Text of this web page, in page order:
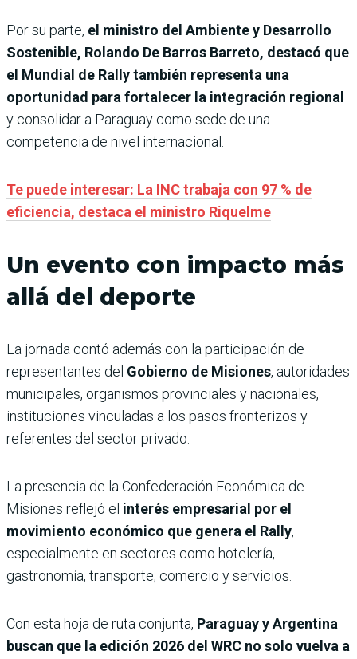
Por su parte, el ministro del Ambiente y Desarrollo
Sostenible, Rolando De Barros Barreto, destacó que
el Mundial de Rally también representa una
oportunidad para fortalecer la integración regional
y consolidar a Paraguay como sede de una
competencia de nivel internacional.
Te puede interesar: La INC trabaja con 97 % de
eficiencia, destaca el ministro Riquelme
Un evento con impacto más
allá del deporte
La jornada contó además con la participación de
representantes del Gobierno de Misiones, autoridades
municipales, organismos provinciales y nacionales,
instituciones vinculadas a los pasos fronterizos y
referentes del sector privado.
La presencia de la Confederación Económica de
Misiones reflejó el interés empresarial por el
movimiento económico que genera el Rally,
especialmente en sectores como hotelería,
gastronomía, transporte, comercio y servicios.
Con esta hoja de ruta conjunta, Paraguay y Argentina
buscan que la edición 2026 del WRC no solo vuelva a